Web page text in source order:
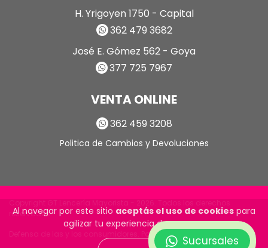
Al navegar por este sitio aceptás el uso de cookies para
agilizar tu experiencia de compra.
Sucursales
H. Yrigoyen 1750 - Capital
362 479 3682
José E. Gómez 562 - Goya
377 725 7967
VENTA ONLINE
362 459 3208
Politica de Cambios y Devoluciones
Copyright GT Lencería Mayorista - 2026. Todos los derechos
reservados.
Defensa de las y los consumidores. Para reclamos
ingrese aquí